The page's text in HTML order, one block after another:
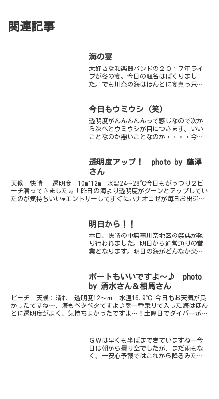
関連記事
海の宴
大好きな和楽器バンドの２０１７年ライ
ブが冬の宴。今日の題名はぱくりまし
た。でも川奈の海はほんとに宴真っ只
雅に泳ぎ、南の生物たちも賑やか。カミ
今日もウミウシ（笑）
透明度がんんんんんって感じなので次か
ら次へとウミウシが目につきます。いい
ことなのか悪いことなのか・・・・今日
うちは少し赤潮も出て不安感がよぎりま
したが昼過ぎには風向きが...
透明度アップ！ photo by 藤澤
さん
天候 快晴 透明度 10m~12m 水温24～28℃今日もがっつり２ビ
ーチ潜ってきましたぁ！昨日の海より透明度がグーンとアップしてい
たのが気持ちいい♥エントリーしてすぐにハナオコゼが毎日お出迎え
明日から！！
本日、快晴の中無事川奈地区の祭典が執
り行われました。明日から通常通りの営
業となります。明日の海がどんなか楽し
ボートもいいですよ～♪ photo
by 清水さん＆相馬さん
ビーチ 天候：晴れ 透明度12～ｍ 水温16.9℃ 今日もお天気が良
かったですね～、海もベタベタですよ♪朝一番乗りで入った海はほん
とに透明度がよく、気持ちよかったですよ～！土曜日でダイバーが多
ＧＷは早くも半ばまできていますねー今
日は朝から曇り空でしたが、まだ雨もな
く、一安心予報ではこれから降るみたい